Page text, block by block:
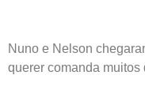
Nuno e Nelson
querer comanda muitos